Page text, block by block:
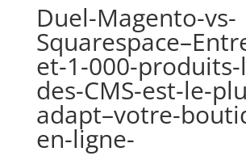
Duel-Magento-vs-
et-1-000-
des-CMS-est-le-
adapt–votre-
en-ligne-